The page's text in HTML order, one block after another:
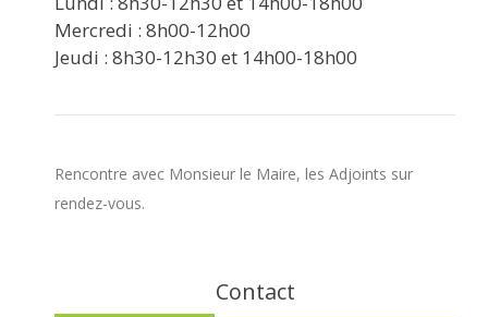
Mercredi : 8h00-12h00
Jeudi : 8h30-12h30 et 14h00-18h00
Rencontre avec Monsieur le Maire, les Adjoints sur
rendez-vous.
Contact